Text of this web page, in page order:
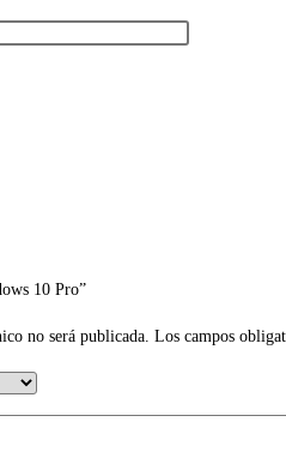
10 Pro”
no será publicada. Los campos